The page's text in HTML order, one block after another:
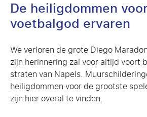
De heiligdommen
voetbalgod ervaren
We verloren de grote Diego
zijn herinnering zal voor altijd voort
straten van Napels.
heiligdommen voor de grootste
zijn hier overal te vinden.